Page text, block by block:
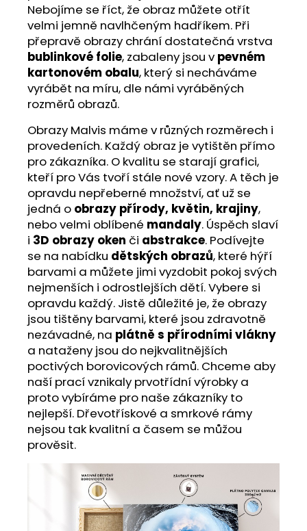
Nebojíme se říct, že obraz můžete otřít
velmi jemně navlhčeným hadříkem. Při
přepravě obrazy chrání dostatečná vrstva
bublinkové folie, zabaleny jsou v pevném
kartonovém obalu, který si necháváme
vyrábět na míru, dle námi vyráběných
rozměrů obrazů.
Obrazy Malvis máme v různých rozměrech i
provedeních. Každý obraz je vytištěn přímo
pro zákazníka. O kvalitu se starají grafici,
kteří pro Vás tvoří stále nové vzory. A těch je
opravdu nepřeberné množství, ať už se
jedná o obrazy přírody, květin, krajiny,
nebo velmi oblíbené mandaly. Úspěch slaví
i 3D obrazy oken či abstrakce. Podívejte
se na nabídku dětských obrazů, které hýří
barvami a můžete jimi vyzdobit pokoj svých
nejmenších i odrostlejších dětí. Vybere si
opravdu každý. Jistě důležité je, že obrazy
jsou tištěny barvami, které jsou zdravotně
nezávadné, na plátně s přírodními vlákny
a nataženy jsou do nejkvalitnějších
poctivých borovicových rámů. Chceme aby
naší prací vznikaly prvotřídní výrobky a
proto vybíráme pro naše zákazníky to
nejlepší. Dřevotřískové a smrkové rámy
nejsou tak kvalitní a časem se můžou
prověsit.